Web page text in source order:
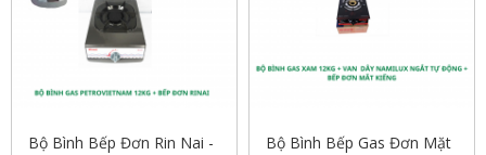
Bộ Bình Bếp Đơn Rin Nai -
Bộ Bình Bếp Gas Đơn Mặt